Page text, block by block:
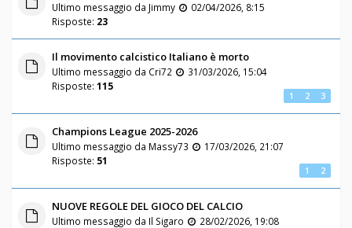
Ultimo messaggio da Jimmy
02/04/2026, 8:15
Risposte: 23
Il movimento calcistico Italiano è morto
Ultimo messaggio da Cri72
31/03/2026, 15:04
Risposte: 115
1 2 3
Champions League 2025-2026
Ultimo messaggio da Massy73
17/03/2026, 21:07
Risposte: 51
1 2
NUOVE REGOLE DEL GIOCO DEL CALCIO
Ultimo messaggio da Il Sigaro
28/02/2026, 19:08